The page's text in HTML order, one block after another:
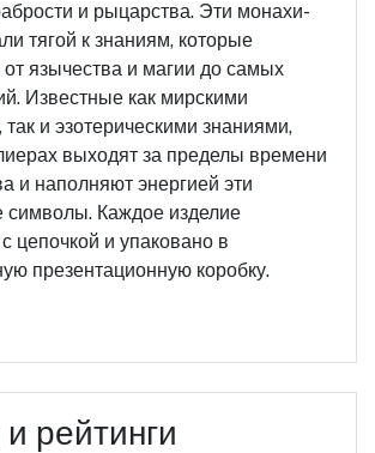
и рыцарства. Эти монахи-
тягой к знаниям, которые
от язычества и магии до самых
Известные как мирскими
и эзотерическими знаниями,
выходят за пределы времени
и наполняют энергией эти
символы. Каждое изделие
цепочкой и упаковано в
презентационную коробку.
рейтинги